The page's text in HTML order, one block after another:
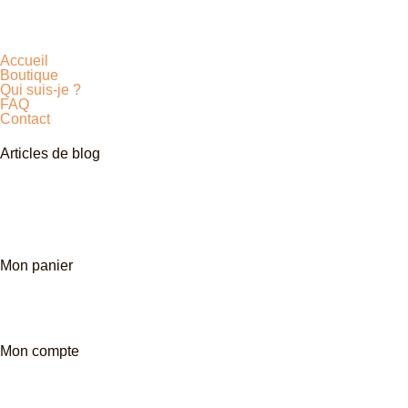
Accueil
Boutique
Qui suis-je ?
FAQ
Contact
Articles de blog
Mon panier
Mon compte